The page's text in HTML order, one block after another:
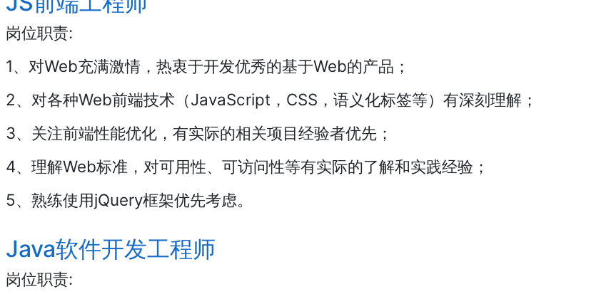
岗位职责:
1、对Web充满激情，热衷于开发优秀的基于Web的产品；
2、对各种Web前端技术（JavaScript，CSS，语义化标签等）有深刻理解；
3、关注前端性能优化，有实际的相关项目经验者优先；
4、理解Web标准，对可用性、可访问性等有实际的了解和实践经验；
5、熟练使用jQuery框架优先考虑。
Java软件开发工程师
岗位职责: